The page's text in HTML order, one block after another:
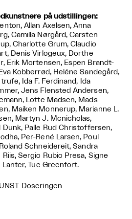
på udstillingen:
Allan Axelsen, Anna
Camilla Nørgård, Carsten
Charlotte Grum, Claudio
Denis Virlogeux, Dorthe
Erik Mortensen, Espen Brandt-
Kobberrød, Heléne Sandegård,
Ida F. Ferdinand, Ida
Jens Flensted Andersen,
Lotte Madsen, Mads
Maiken Monnerup, Marianne L.
Martyn J. Mcnicholas,
Dunk, Palle Rud Christoffersen,
Per-René Larsen, Poul
Schneidereit, Sandra
Riis, Sergio Rubio Presa, Signe
Lanter, Tue Greenfort.
Doseringen